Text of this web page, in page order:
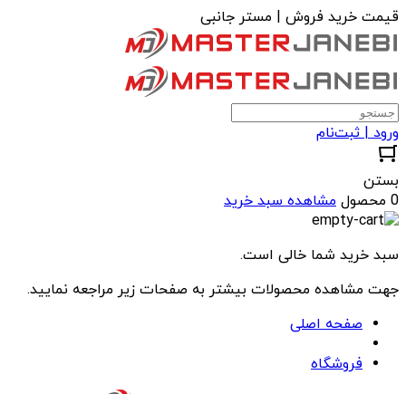
قیمت خرید فروش | مستر جانبی
ورود | ثبت‌نام
بستن
0 محصول
مشاهده سبد خرید
سبد خرید شما خالی است.
جهت مشاهده محصولات بیشتر به صفحات زیر مراجعه نمایید.
صفحه اصلی
فروشگاه